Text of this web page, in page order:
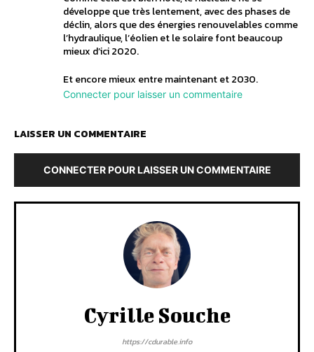
développe que très lentement, avec des phases de
déclin, alors que des énergies renouvelables comme
l’hydraulique, l’éolien et le solaire font beaucoup
mieux d’ici 2020.
Et encore mieux entre maintenant et 2030.
Connecter pour laisser un commentaire
LAISSER UN COMMENTAIRE
CONNECTER POUR LAISSER UN COMMENTAIRE
Cyrille Souche
https://cdurable.info